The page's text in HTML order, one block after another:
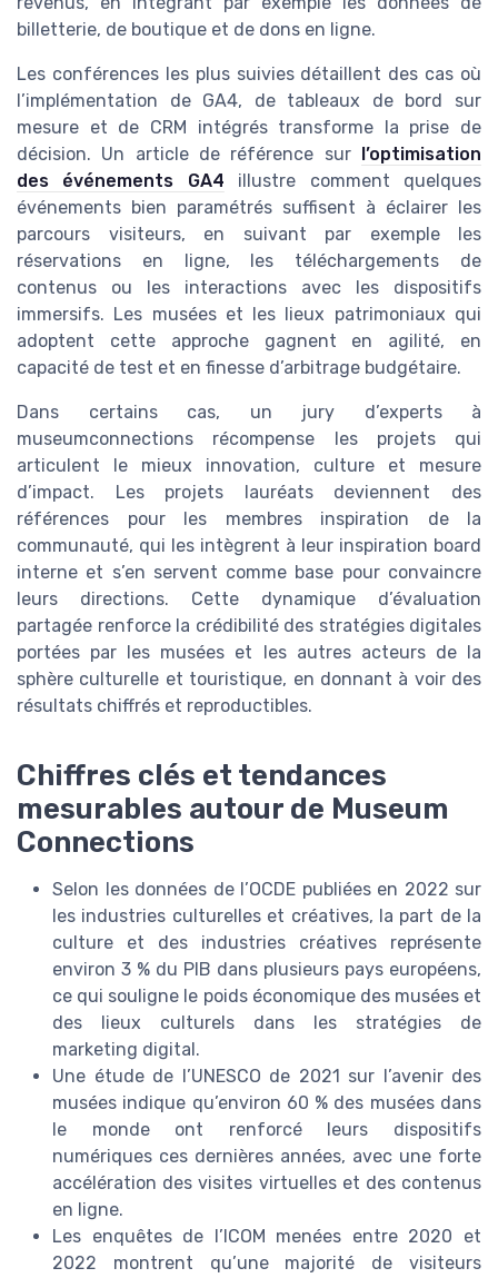
billetterie, de boutique et de dons en ligne.
Les conférences les plus suivies détaillent des cas où
l’implémentation de GA4, de tableaux de bord sur
mesure et de CRM intégrés transforme la prise de
décision. Un article de référence sur l’optimisation
des événements GA4 illustre comment quelques
événements bien paramétrés suffisent à éclairer les
parcours visiteurs, en suivant par exemple les
réservations en ligne, les téléchargements de
contenus ou les interactions avec les dispositifs
immersifs. Les musées et les lieux patrimoniaux qui
adoptent cette approche gagnent en agilité, en
capacité de test et en finesse d’arbitrage budgétaire.
Dans certains cas, un jury d’experts à
museumconnections récompense les projets qui
articulent le mieux innovation, culture et mesure
d’impact. Les projets lauréats deviennent des
références pour les membres inspiration de la
communauté, qui les intègrent à leur inspiration board
interne et s’en servent comme base pour convaincre
leurs directions. Cette dynamique d’évaluation
partagée renforce la crédibilité des stratégies digitales
portées par les musées et les autres acteurs de la
sphère culturelle et touristique, en donnant à voir des
résultats chiffrés et reproductibles.
Chiffres clés et tendances
mesurables autour de Museum
Connections
Selon les données de l’OCDE publiées en 2022 sur
les industries culturelles et créatives, la part de la
culture et des industries créatives représente
environ 3 % du PIB dans plusieurs pays européens,
ce qui souligne le poids économique des musées et
des lieux culturels dans les stratégies de
marketing digital.
Une étude de l’UNESCO de 2021 sur l’avenir des
musées indique qu’environ 60 % des musées dans
le monde ont renforcé leurs dispositifs
numériques ces dernières années, avec une forte
accélération des visites virtuelles et des contenus
en ligne.
Les enquêtes de l’ICOM menées entre 2020 et
2022 montrent qu’une majorité de visiteurs